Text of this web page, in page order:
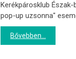
Kerékpárosklub
pop-up uzsonna"
Bővebben...